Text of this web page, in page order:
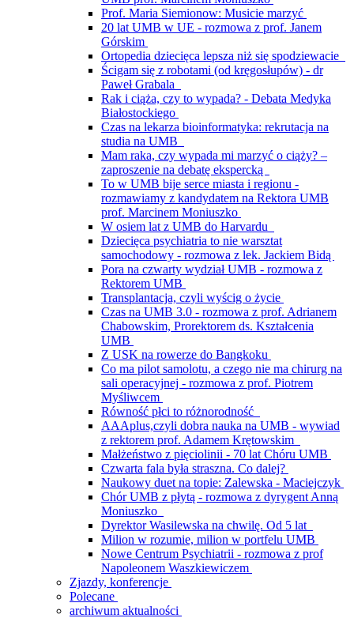
Prof. Maria Siemionow: Musicie marzyć
20 lat UMB w UE - rozmowa z prof. Janem
Górskim
Ortopedia dziecięca lepsza niż się spodziewacie
Ścigam się z robotami (od kręgosłupów) - dr
Paweł Grabala
Rak i ciąża, czy to wypada? - Debata Medyka
Białostockiego
Czas na lekarza bioinformatyka: rekrutacja na
studia na UMB
Mam raka, czy wypada mi marzyć o ciąży? –
zaproszenie na debatę ekspercką
To w UMB bije serce miasta i regionu -
rozmawiamy z kandydatem na Rektora UMB
prof. Marcinem Moniuszko
W osiem lat z UMB do Harvardu
Dziecięca psychiatria to nie warsztat
samochodowy - rozmowa z lek. Jackiem Bidą
Pora na czwarty wydział UMB - rozmowa z
Rektorem UMB
Transplantacja, czyli wyścig o życie
Czas na UMB 3.0 - rozmowa z prof. Adrianem
Chabowskim, Prorektorem ds. Kształcenia
UMB
Z USK na rowerze do Bangkoku
Co ma pilot samolotu, a czego nie ma chirurg na
sali operacyjnej - rozmowa z prof. Piotrem
Myśliwcem
Równość płci to różnorodność
AAAplus,czyli dobra nauka na UMB - wywiad
z rektorem prof. Adamem Krętowskim
Małżeństwo z pięciolinii - 70 lat Chóru UMB
Czwarta fala była straszna. Co dalej?
Naukowy duet na topie: Zalewska - Maciejczyk
Chór UMB z płytą - rozmowa z dyrygent Anną
Moniuszko
Dyrektor Wasilewska na chwilę. Od 5 lat
Milion w rozumie, milion w portfelu UMB
Nowe Centrum Psychiatrii - rozmowa z prof
Napoleonem Waszkiewiczem
Zjazdy, konferencje
Polecane
archiwum aktualności